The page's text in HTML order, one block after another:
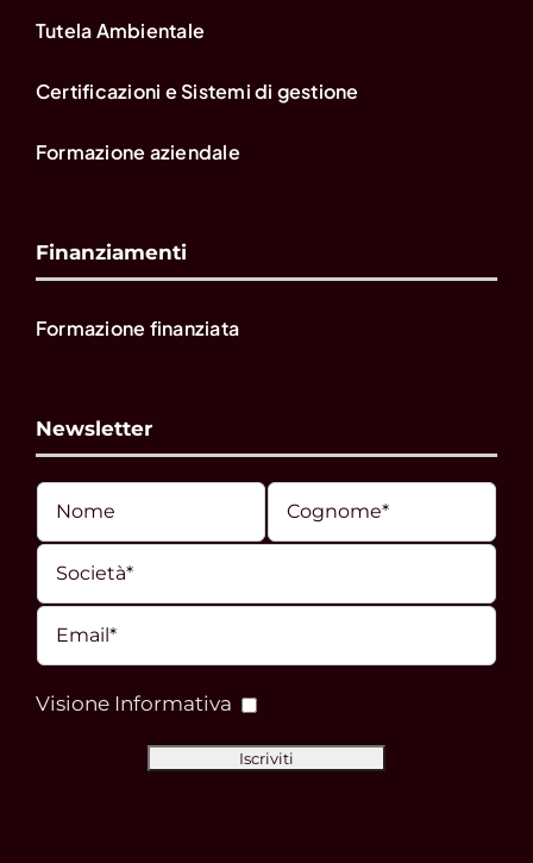
Tutela Ambientale
Certificazioni e Sistemi di gestione
Formazione aziendale
Finanziamenti
Formazione finanziata
Newsletter
Visione Informativa